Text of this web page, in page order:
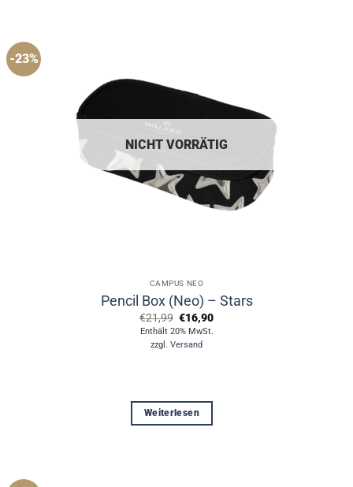
-23%
NICHT VORRÄTIG
CAMPUS NEO
Pencil Box (Neo) – Stars
€21,99 Ursprünglicher
Preis
war:
€21,99
€16,90Aktueller
Enthält 20% MwSt.
zzgl. Versand
Weiterlesen